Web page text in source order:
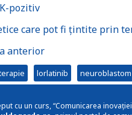
pozitiv
care pot fi țintite prin
anterior
lorlatinib neuroblastom
cu un curs, “Comunicarea